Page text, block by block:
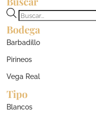
Búsqueda
de
productos
Bodega
Barbadillo
Pirineos
Vega Real
Tipo
Blancos